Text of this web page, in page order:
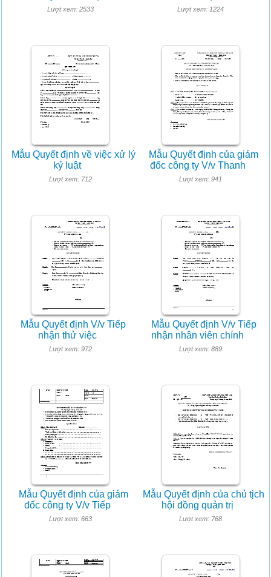
Lượt xem: 2533 Lượt xem: 1224
Mẫu Quyết định về việc xử lý
kỷ luật
Lượt xem: 712
Mẫu Quyết định của giám
đốc công ty V/v Thanh
Lượt xem: 941
Mẫu Quyết định V/v Tiếp
nhận thử việc
Lượt xem: 972
Mẫu Quyết định V/v Tiếp
nhận nhân viên chính
Lượt xem: 889
Mẫu Quyết định của giám
đốc công ty V/v Tiếp
Lượt xem: 663
Mẫu Quyết định của chủ tịch
hội đồng quản trị
Lượt xem: 768